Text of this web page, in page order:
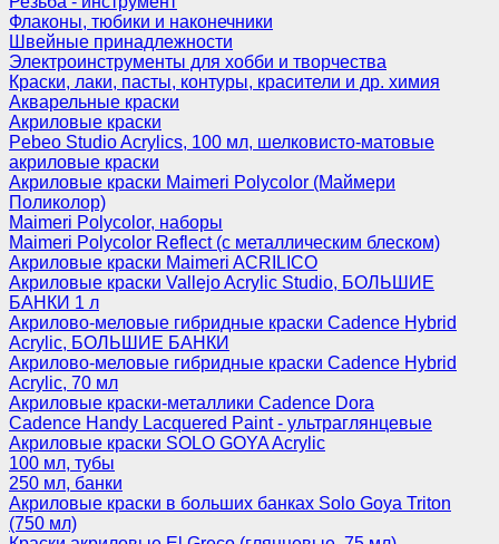
Флаконы, тюбики и наконечники
Швейные принадлежности
Электроинструменты для хобби и творчества
Краски, лаки, пасты, контуры, красители и др. химия
Акварельные краски
Акриловые краски
Pebeo Studio Acrylics, 100 мл, шелковисто-матовые
акриловые краски
Акриловые краски Maimeri Polycolor (Маймери
Поликолор)
Maimeri Polycolor, наборы
Maimeri Polycolor Reflect (с металлическим блеском)
Акриловые краски Maimeri ACRILICO
Акриловые краски Vallejo Acrylic Studio, БОЛЬШИЕ
БАНКИ 1 л
Акрилово-меловые гибридные краски Cadence Hybrid
Acrylic, БОЛЬШИЕ БАНКИ
Акрилово-меловые гибридные краски Cadence Hybrid
Acrylic, 70 мл
Акриловые краски-металлики Cadence Dora
Cadence Handy Lacquered Paint - ультраглянцевые
Акриловые краски SOLO GOYA Acrylic
100 мл, тубы
250 мл, банки
Акриловые краски в больших банках Solo Goya Triton
(750 мл)